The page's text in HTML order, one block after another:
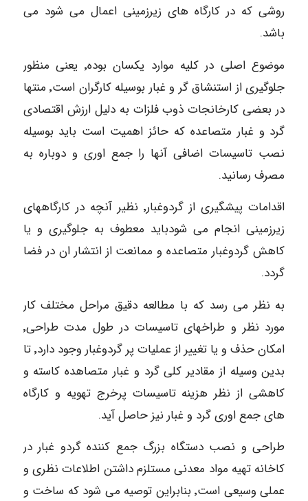
روشی که در کارگاه های زیرزمینی اعمال می شود می
باشد.
موضوع اصلی در کلیه موارد یکسان بوده٬ یعنی منظور
جلوگیری از استنشاق گر و غبار بوسیله کارگران است٬ منتها
در بعضی کارخانجات ذوب فلزات به دلیل ارزش اقتصادی
گرد و غبار متصاعده که حائز اهمیت است باید بوسیله
نصب تاسیسات اضافی آنها را جمع اوری و دوباره به
مصرف رسانید.
اقدامات پیشگیری از گردوغبار٬ نظیر آنچه در کارگاههای
زیرزمینی انجام می شودباید معطوف به جلوگیری و یا
کاهش گردوغبار متصاعده و ممانعت از انتشار ان در فضا
گردد.
به نظر می رسد که با مطالعه دقیق مراحل مختلف کار
مورد نظر و طراخهای تاسیسات در طول مدت طراحی٬
امکان حذف و یا تغییر از عملیات پر گردوغبار وجود دارد٬ تا
بدین وسیله از مقادیر کلی گرد و غبار متصاهده کاسته و
کاهشی از نظر هزینه تاسیسات پرخرج تهویه و کارگاه
های جمع اوری گرد و غبار نیز حاصل آید.
طراحی و نصب دستگاه بزرگ جمع کننده گردو غبار در
کاخانه تهیه مواد معدنی مستلزم داشتن اطلاعات نظری و
عملی وسیعی است٬ بنابراین توصیه می شود که ساخت و